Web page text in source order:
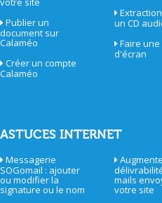
Publier un
document sur
Calaméo
Créer un compte
Calaméo
un CD
Faire
d'écran
ASTUCES INTERNET
Messagerie
SOGomail : ajouter
ou modifier la
signature ou le nom
mails
votre site